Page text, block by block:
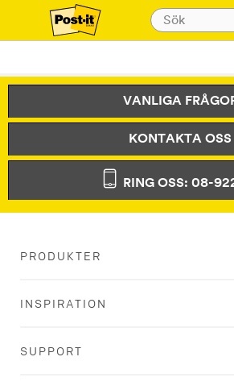
VANLIGA
KONTAKTA OSS
RING OSS: 08-
PRODUKTER
INSPIRATION
SUPPORT